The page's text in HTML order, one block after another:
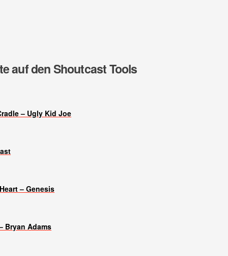
auf den Shoutcast Tools
– Ugly Kid Joe
– Genesis
Bryan Adams